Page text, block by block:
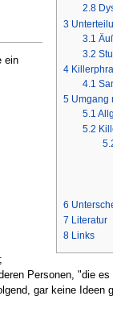
2.8
3
3.1
3.2
4
4.1
5 Umgang
5.1
5.2
6
7 Literatur
8 Links
ein
Personen, "die
gar keine Ideen